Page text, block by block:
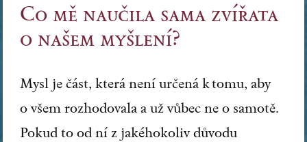
Co mě naučila sama zvířata
o našem myšlení?
Mysl je část, která není určená k tomu, aby
o všem rozhodovala a už vůbec ne o samotě.
Pokud to od ní z jakéhokoliv důvodu